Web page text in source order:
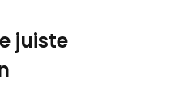
juiste